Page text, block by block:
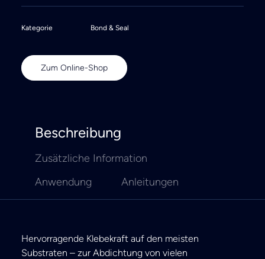
Kategorie Bond & Seal
Zum Online-Shop
Beschreibung
Zusätzliche Information
Anwendung
Anleitungen
Hervorragende Klebekraft auf den meisten
Substraten – zur Abdichtung von vielen